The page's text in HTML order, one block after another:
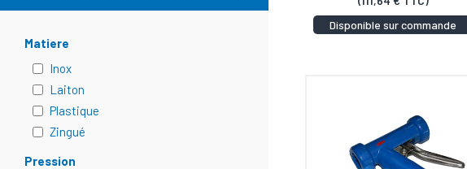
Matiere
Inox
Laiton
Plastique
Zingué
Pression
Disponible sur commande